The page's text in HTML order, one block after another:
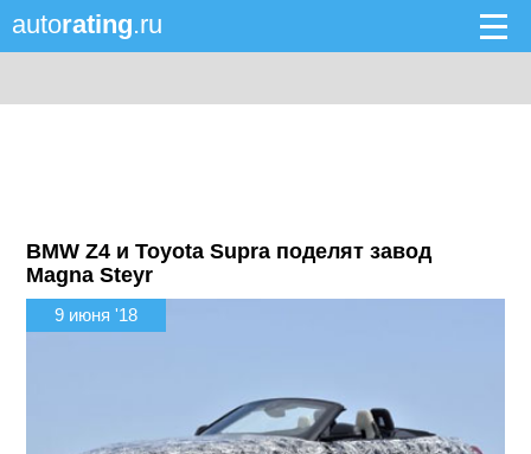
autorating.ru
BMW Z4 и Toyota Supra поделят завод
Magna Steyr
9 июня '18